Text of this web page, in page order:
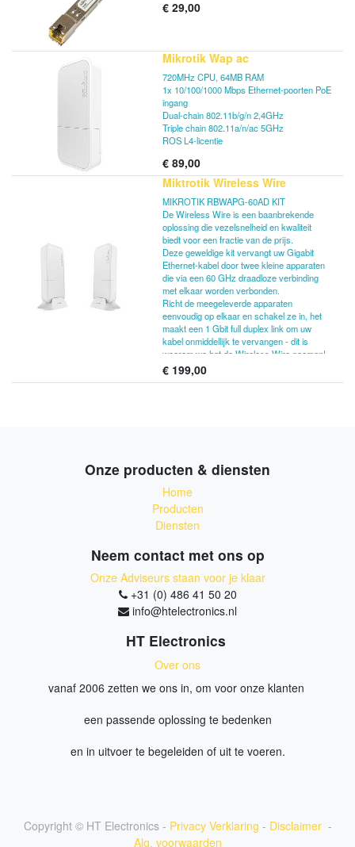
€ 29,00
Mikrotik Wap ac
720MHz CPU, 64MB RAM
1x 10/100/1000 Mbps Ethernet-poorten PoE
ingang
Dual-chain 802.11b/g/n 2,4GHz
Triple chain 802.11a/n/ac 5GHz
ROS L4-licentie
€ 89,00
Miktrotik Wireless Wire
MIKROTIK RBWAPG-60AD KIT
De Wireless Wire is een baanbrekende
oplossing die vezelsnelheid en kwaliteit
biedt voor een fractie van de prijs.
Deze geweldige kit vervangt uw Gigabit
Ethernet-kabel door twee kleine apparaten
die via een 60 GHz draadloze verbinding
met elkaar worden verbonden.
Richt de meegeleverde apparaten
eenvoudig op elkaar en schakel ze in, het
maakt een 1 Gbit full duplex link om uw
kabel onmiddellijk te vervangen - dit is
waarom we het de Wireless Wire noemen!
De Wireless Wire maakt veilige AES
gekoppeld, een wandmontageset, riemen
tafelstandaards om de apparaten
binnenshuis te gebruiken. De link werkt
van het materiaal.
€ 199,00
Onze producten & diensten
Home
Producten
Diensten
Neem contact met ons op
Onze Adviseurs staan voor je klaar
+31 (0) 486 41 50 20
info@htelectronics.nl
HT Electronics
Over ons
vanaf 2006 zetten we ons in, om voor onze klanten
een passende oplossing te bedenken
en in uitvoer te begeleiden of uit te voeren.
Copyright © HT Electronics - Privacy Verklaring - Disclaimer -
Alg. voorwaarden